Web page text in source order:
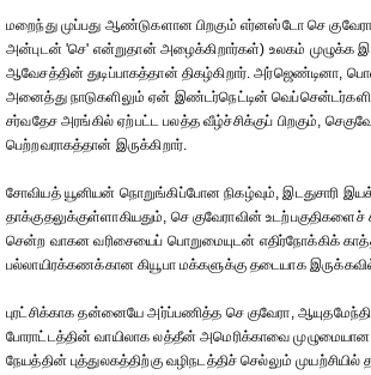
மறைந்து முப்பது ஆண்டுகளான பிறகும் எர்னஸ்டோ செ
அன்புடன் 'செ' என்றுதான் அழைக்கிறார்கள்) உலகம் முழுக்க
ஆவேசத்தின் துடிப்பாகத்தான் திகழ்கிறார். அர்ஜெண்டினா,
அனைத்து நாடுகளிலும் ஏன் இண்டர்நெட்டின்
சர்வதேச அரங்கில் ஏற்பட்ட பலத்த வீழ்ச்சிக்குப் பிறகும்,
பெற்றவராகத்தான் இருக்கிறார்.
சோவியத் யூனியன் நொறுங்கிப்போன நிகழ்வும், இடதுசாரி
தாக்குதலுக்குள்ளாகியதும், செ குவேராவின் உடற்பகுதிகளைச்
சென்ற வாகன வரிசையைப் பொறுமையுடன் எதிர்நோக்கிக்
பல்லாயிரக்கணக்கான கியூபா மக்களுக்கு தடையாக
புரட்சிக்காக தன்னையே அர்ப்பணித்த செ குவேரா,
போராட்டத்தின் வாயிலாக லத்தீன் அமெரிக்காவை
நேயத்தின் புத்துலகத்திற்கு வழிநடத்திச் செல்லும் முயற்சியில்